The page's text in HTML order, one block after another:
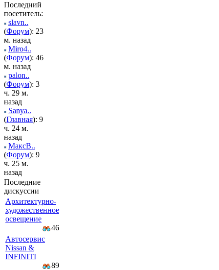
Последний
посетитель:
slavn..
(Форум): 23
м. назад
Miro4..
(Форум): 46
м. назад
palon..
(Форум): 3
ч. 29 м.
назад
Sanya..
(Главная): 9
ч. 24 м.
назад
МаксВ..
(Форум): 9
ч. 25 м.
назад
Последние
дискуссии
Архитектурно-
художественное
освещение
46
Автосервис
Nissan &
INFINITI
89